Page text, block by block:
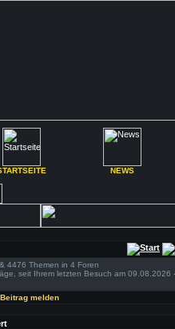
NEWS
4476 Themen in 4 Foren
seit Ihrem letzten Besuch am 09.08.2026
melden